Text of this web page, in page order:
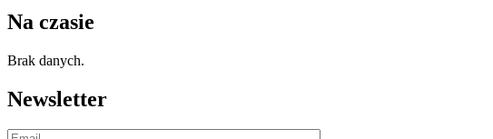
Na czasie
Brak danych.
Newsletter